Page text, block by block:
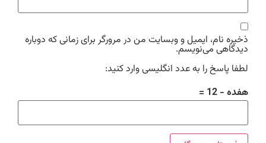
ذخیره نام، ایمیل و وبسایت من در مرورگر برای زمانی که دوباره
دیدگاهی می‌نویسم.
لطفا پاسخ را به عدد انگلیسی وارد کنید:
هفده − 12 =